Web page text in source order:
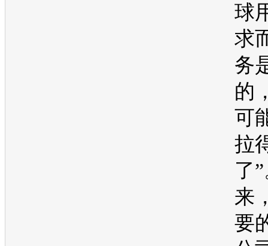
球
求
务
的
可
拉
了
来
要